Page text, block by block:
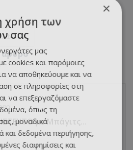
με Μπάγιτς...
×
χρήση των
σας
μας
cookies και παρόμοιες
να αποθηκεύουμε και να
σε πληροφορίες στη
να επεξεργαζόμαστε
όπως τη
μοναδικά
και δεδομένα περιήγησης,
διαφημίσεις και